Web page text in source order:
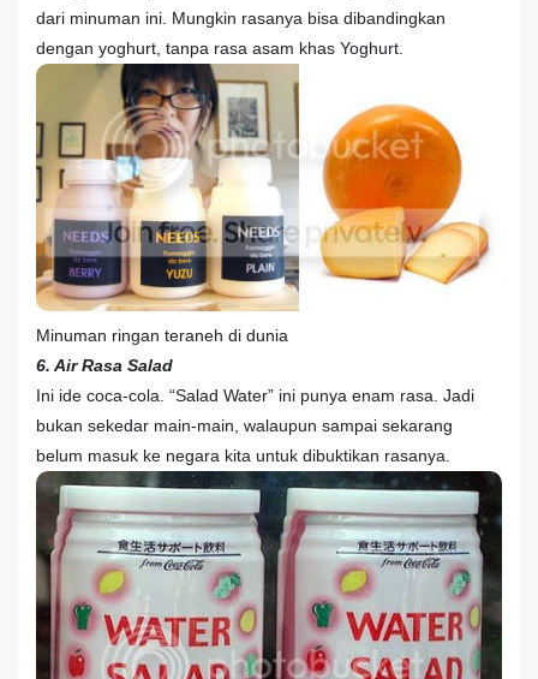
dari minuman ini. Mungkin rasanya bisa dibandingkan
dengan yoghurt, tanpa rasa asam khas Yoghurt.
Minuman ringan teraneh di dunia
6. Air Rasa Salad
Ini ide coca-cola. “Salad Water” ini punya enam rasa. Jadi
bukan sekedar main-main, walaupun sampai sekarang
belum masuk ke negara kita untuk dibuktikan rasanya.